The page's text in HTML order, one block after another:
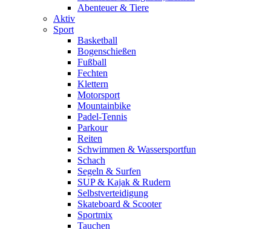
Abenteuer & Tiere
Aktiv
Sport
Basketball
Bogenschießen
Fußball
Fechten
Klettern
Motorsport
Mountainbike
Padel-Tennis
Parkour
Reiten
Schwimmen & Wassersportfun
Schach
Segeln & Surfen
SUP & Kajak & Rudern
Selbstverteidigung
Skateboard & Scooter
Sportmix
Tauchen